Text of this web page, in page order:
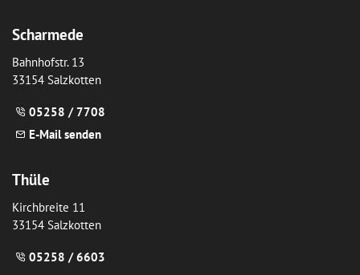
Scharmede
Bahnhofstr. 13
33154 Salzkotten
05258 / 7708
E-Mail senden
Thüle
Kirchbreite 11
33154 Salzkotten
05258 / 6603